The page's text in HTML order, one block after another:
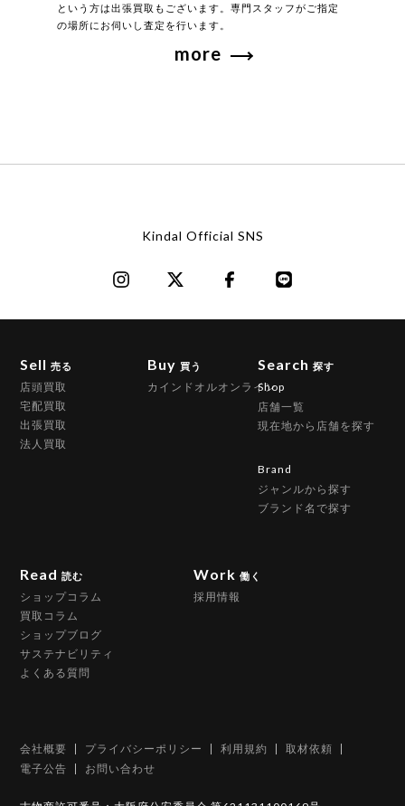
という方は出張買取もございます。専門スタッフがご指定
の場所にお伺いし査定を行います。
more
Kindal Official SNS
Sell売る
店頭買取
宅配買取
出張買取
法人買取
Buy 買う
カインドオルオンライン
Search 探す
Shop
店舗一覧
現在地から店舗を探す
Brand
ジャンルから探す
ブランド名で探す
Read読む
ショップコラム
買取コラム
ショップブログ
サステナビリティ
よくある質問
Work 働く
採用情報
会社概要 プライバシーポリシー 利用規約
取材依頼
電子公告
お問い合わせ